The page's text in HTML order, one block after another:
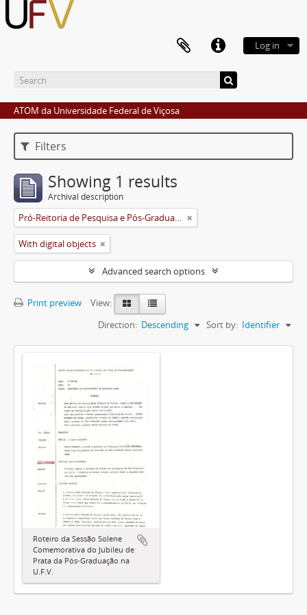
Log in
ATOM da Universidade Federal de Viçosa
Filters
Showing 1 results
Archival description
Pró-Reitoria de Pesquisa e Pós-Graduação
With digital objects
Advanced search options
Print preview
View:
Sort by: Identifier
Direction: Descending
Roteiro da Sessão Solene
Comemorativa do Jubileu de
Prata da Pós-Graduação na
U.F.V.